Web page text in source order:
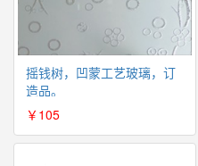
摇钱树，凹蒙工艺玻璃，订
造品。
￥105